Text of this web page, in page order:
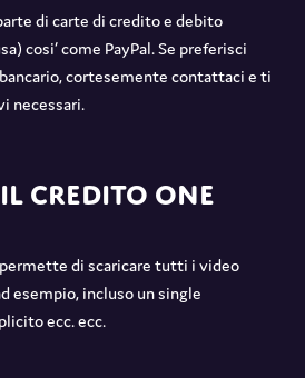
di carte di credito e debito
cosi’ come PayPal. Se preferisci
cortesemente contattaci e ti
necessari.
il credito One
di scaricare tutti i video
esempio, incluso un single
ecc. ecc.